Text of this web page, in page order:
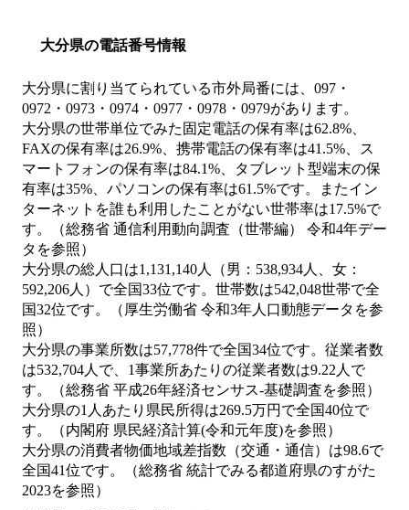
大分県の電話番号情報
大分県に割り当てられている市外局番には、097・
0972・0973・0974・0977・0978・0979があります。
大分県の世帯単位でみた固定電話の保有率は62.8%、
FAXの保有率は26.9%、携帯電話の保有率は41.5%、ス
マートフォンの保有率は84.1%、タブレット型端末の保
有率は35%、パソコンの保有率は61.5%です。またイン
ターネットを誰も利用したことがない世帯率は17.5%で
す。（総務省 通信利用動向調査（世帯編） 令和4年デー
タを参照）
大分県の総人口は1,131,140人（男：538,934人、女：
592,206人）で全国33位です。世帯数は542,048世帯で全
国32位です。（厚生労働省 令和3年人口動態データを参
照）
大分県の事業所数は57,778件で全国34位です。従業者数
は532,704人で、1事業所あたりの従業者数は9.22人で
す。（総務省 平成26年経済センサス‐基礎調査を参照）
大分県の1人あたり県民所得は269.5万円で全国40位で
す。（内閣府 県民経済計算(令和元年度)を参照）
大分県の消費者物価地域差指数（交通・通信）は98.6で
全国41位です。（総務省 統計でみる都道府県のすがた
2023を参照）